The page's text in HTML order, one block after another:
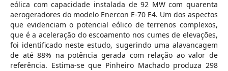
eólica com capacidade instalada de 92 MW com quarenta
aerogeradores do modelo Enercon E-70 E4. Um dos aspectos
que evidenciam o potencial eólico de terrenos complexos,
que é a aceleração do escoamento nos cumes de elevações,
foi identificado neste estudo, sugerindo uma alavancagem
de até 88% na potência gerada com relação ao valor de
referência. Estima-se que Pinheiro Machado produza 298